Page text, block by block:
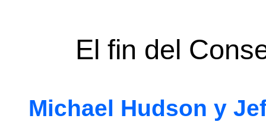
El fin del
Michael Hudson y